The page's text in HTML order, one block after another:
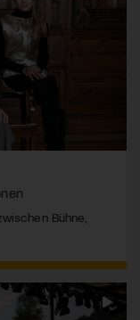
Bühne,